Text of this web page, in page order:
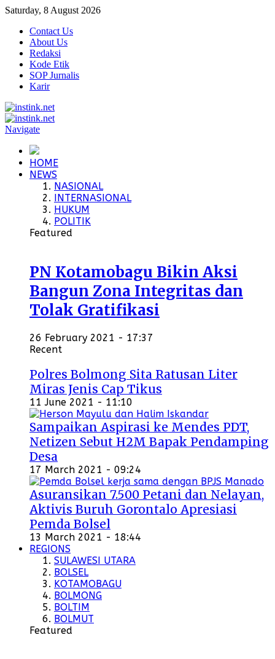
Saturday, 8 August 2026
Contact Us
About Us
Redaksi
Kode Etik
SOP Jurnalis
Karir
Navigate
HOME
NEWS
NASIONAL
INTERNASIONAL
HUKUM
POLITIK
Featured
PN Kotamobagu Bikin Aksi
Bangun Zona Integritas dan
Tolak Gratifikasi
26 February 2021 - 17:37
Recent
Polres Bolmong Sita Ratusan Liter
Miras Jenis Cap Tikus
11 June 2021 - 11:10
Sampaikan Aspirasi ke Mendes PDT,
Netizen Sebut H2M Bapak Pendamping
Desa
17 March 2021 - 09:24
Asuransikan 7.500 Petani dan Nelayan,
Aktivis Buruh Gorontalo Apresiasi
Pemda Bolsel
13 March 2021 - 18:44
REGIONS
SULAWESI UTARA
BOLSEL
KOTAMOBAGU
BOLMONG
BOLTIM
BOLMUT
Featured